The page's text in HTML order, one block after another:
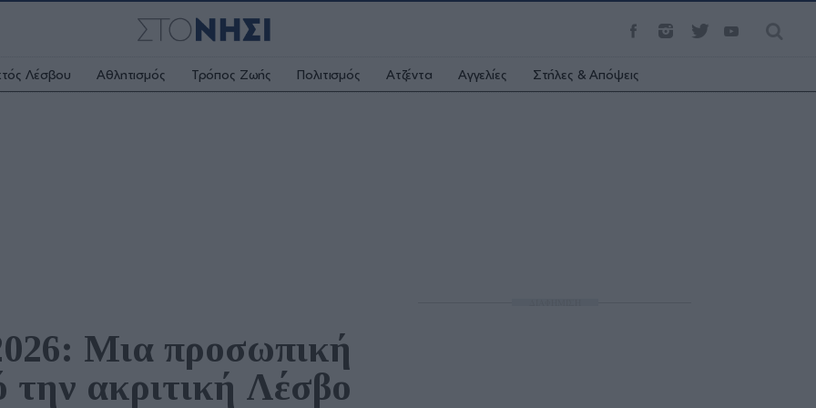
Λέσβου Αθλητισμός Τρόπος Ζωής Πολιτισμός Ατζέντα Αγγελίες Στήλες & Απόψεις
Μια προσωπική
ακριτική Λέσβο